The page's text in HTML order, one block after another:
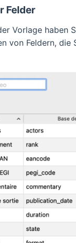
Felder
Vorlage haben
von Feldern, die